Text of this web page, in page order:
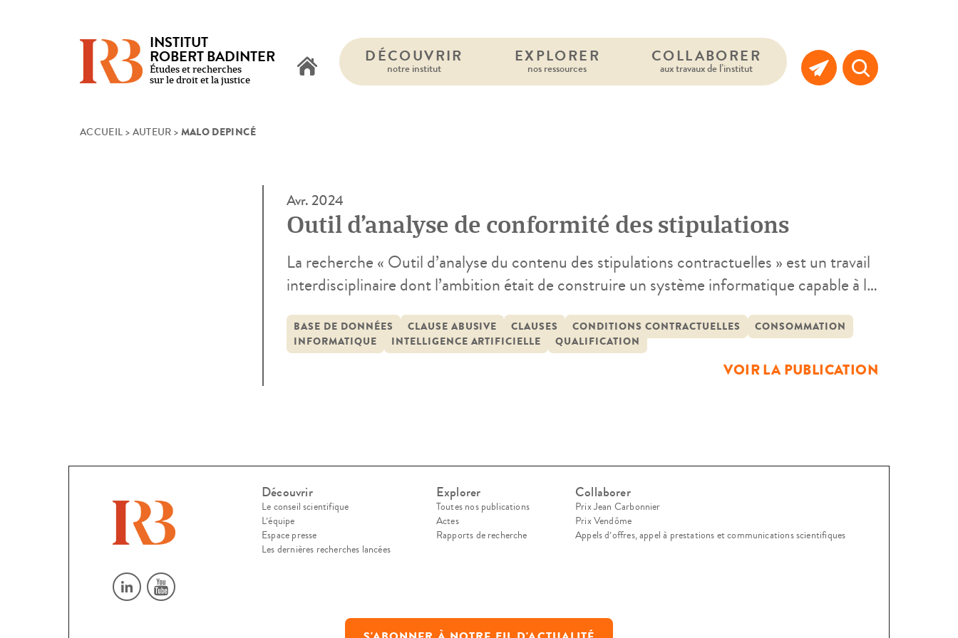
INSTITUT
ROBERT BADINTER
Études et recherches
sur le droit et la justice
DÉCOUVRIR
notre institut
EXPLORER
nos ressources
COLLABORER
aux travaux de l’institut
ACCUEIL > AUTEUR > MALO DEPINCÉ
Avr. 2024
Outil d’analyse de conformité des stipulations
La recherche « Outil d’analyse du contenu des stipulations contractuelles » est un travail
interdisciplinaire dont l’ambition était de construire un système informatique capable à la
leurs stipulations en vue d’initier une alerte lorsque celles-ci ne se trouvent pas en
conformité avec […]
BASE DE DONNÉES CLAUSE ABUSIVE CLAUSES CONDITIONS CONTRACTUELLES
CONSOMMATION
INFORMATIQUE
INTELLIGENCE ARTIFICIELLE QUALIFICATION
VOIR LA PUBLICATION
Découvrir
Le conseil scientifique
L’équipe
Espace presse
Les dernières recherches lancées
Explorer
Toutes nos publications
Actes
Rapports de recherche
Collaborer
Prix Jean Carbonnier
Prix Vendôme
Appels d’offres, appel à prestations et communications scientifiques